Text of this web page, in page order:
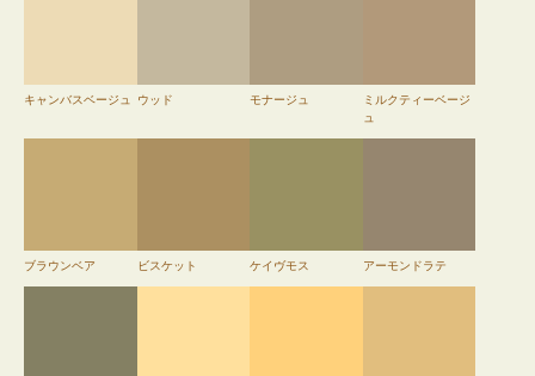
キャンバスベージュ ウッド モナージュ
ミルクティーベージ
ュ
ブラウンベア ビスケット ケイヴモス アーモンドラテ